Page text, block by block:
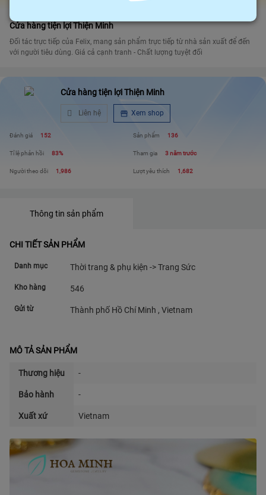
Cửa hàng tiện lợi Thiện Minh
Đối tác trực tiếp của Felix, mang sản phẩm trực tiếp từ nhà sản xuất để đến
với người tiêu dùng. Giá cả cạnh tranh - Chất lượng tuyệt đối
Cửa hàng tiện lợi Thiện Minh
Liên hệ Xem shop
Đánh giá 152 Sản phẩm 136
Tỉ lệ phản hồi 83% Tham gia 3 năm trước
Người theo dõi 1,986 Lượt yêu thích 1,682
Thông tin sản phẩm
CHI TIẾT SẢN PHẨM
Danh mục Thời trang & phụ kiện -> Trang Sức
Kho hàng 546
Gửi từ Thành phố Hồ Chí Minh , Vietnam
MÔ TẢ SẢN PHẨM
Thương hiệu -
Bảo hành -
Xuất xứ Vietnam